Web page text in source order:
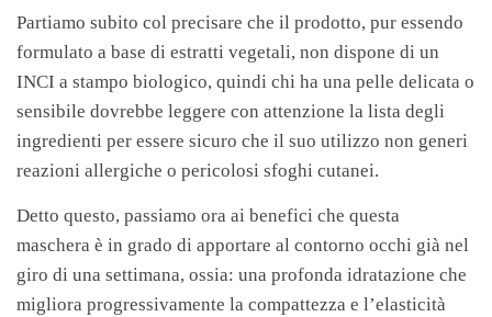
Partiamo subito col precisare che il prodotto, pur essendo
formulato a base di estratti vegetali, non dispone di un
INCI a stampo biologico, quindi chi ha una pelle delicata o
sensibile dovrebbe leggere con attenzione la lista degli
ingredienti per essere sicuro che il suo utilizzo non generi
reazioni allergiche o pericolosi sfoghi cutanei.
Detto questo, passiamo ora ai benefici che questa
maschera è in grado di apportare al contorno occhi già nel
giro di una settimana, ossia: una profonda idratazione che
migliora progressivamente la compattezza e l’elasticità